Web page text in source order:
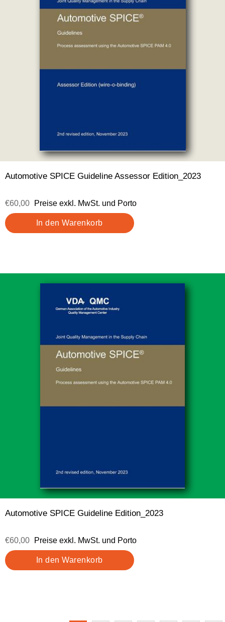
Automotive SPICE Guideline Assessor Edition_2023
€60,00 Preise exkl. MwSt. und Porto
Automotive SPICE Guideline Edition_2023
€60,00 Preise exkl. MwSt. und Porto